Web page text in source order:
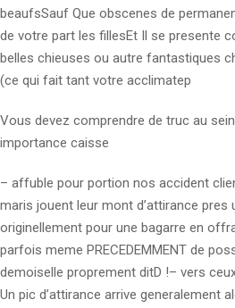
beaufsSauf Que obscenes de
de votre part les fillesEt Il se presente
belles chieuses ou autre fantastiques
(ce qui fait tant votre acclimatep
Vous devez comprendre de truc au
importance caisse
– affuble pour portion nos accident
maris jouent leur mont d’attirance pres
originellement pour une bagarre en
parfois meme PRECEDEMMENT de
demoiselle proprement ditD !– vers
Un pic d’attirance arrive generalement